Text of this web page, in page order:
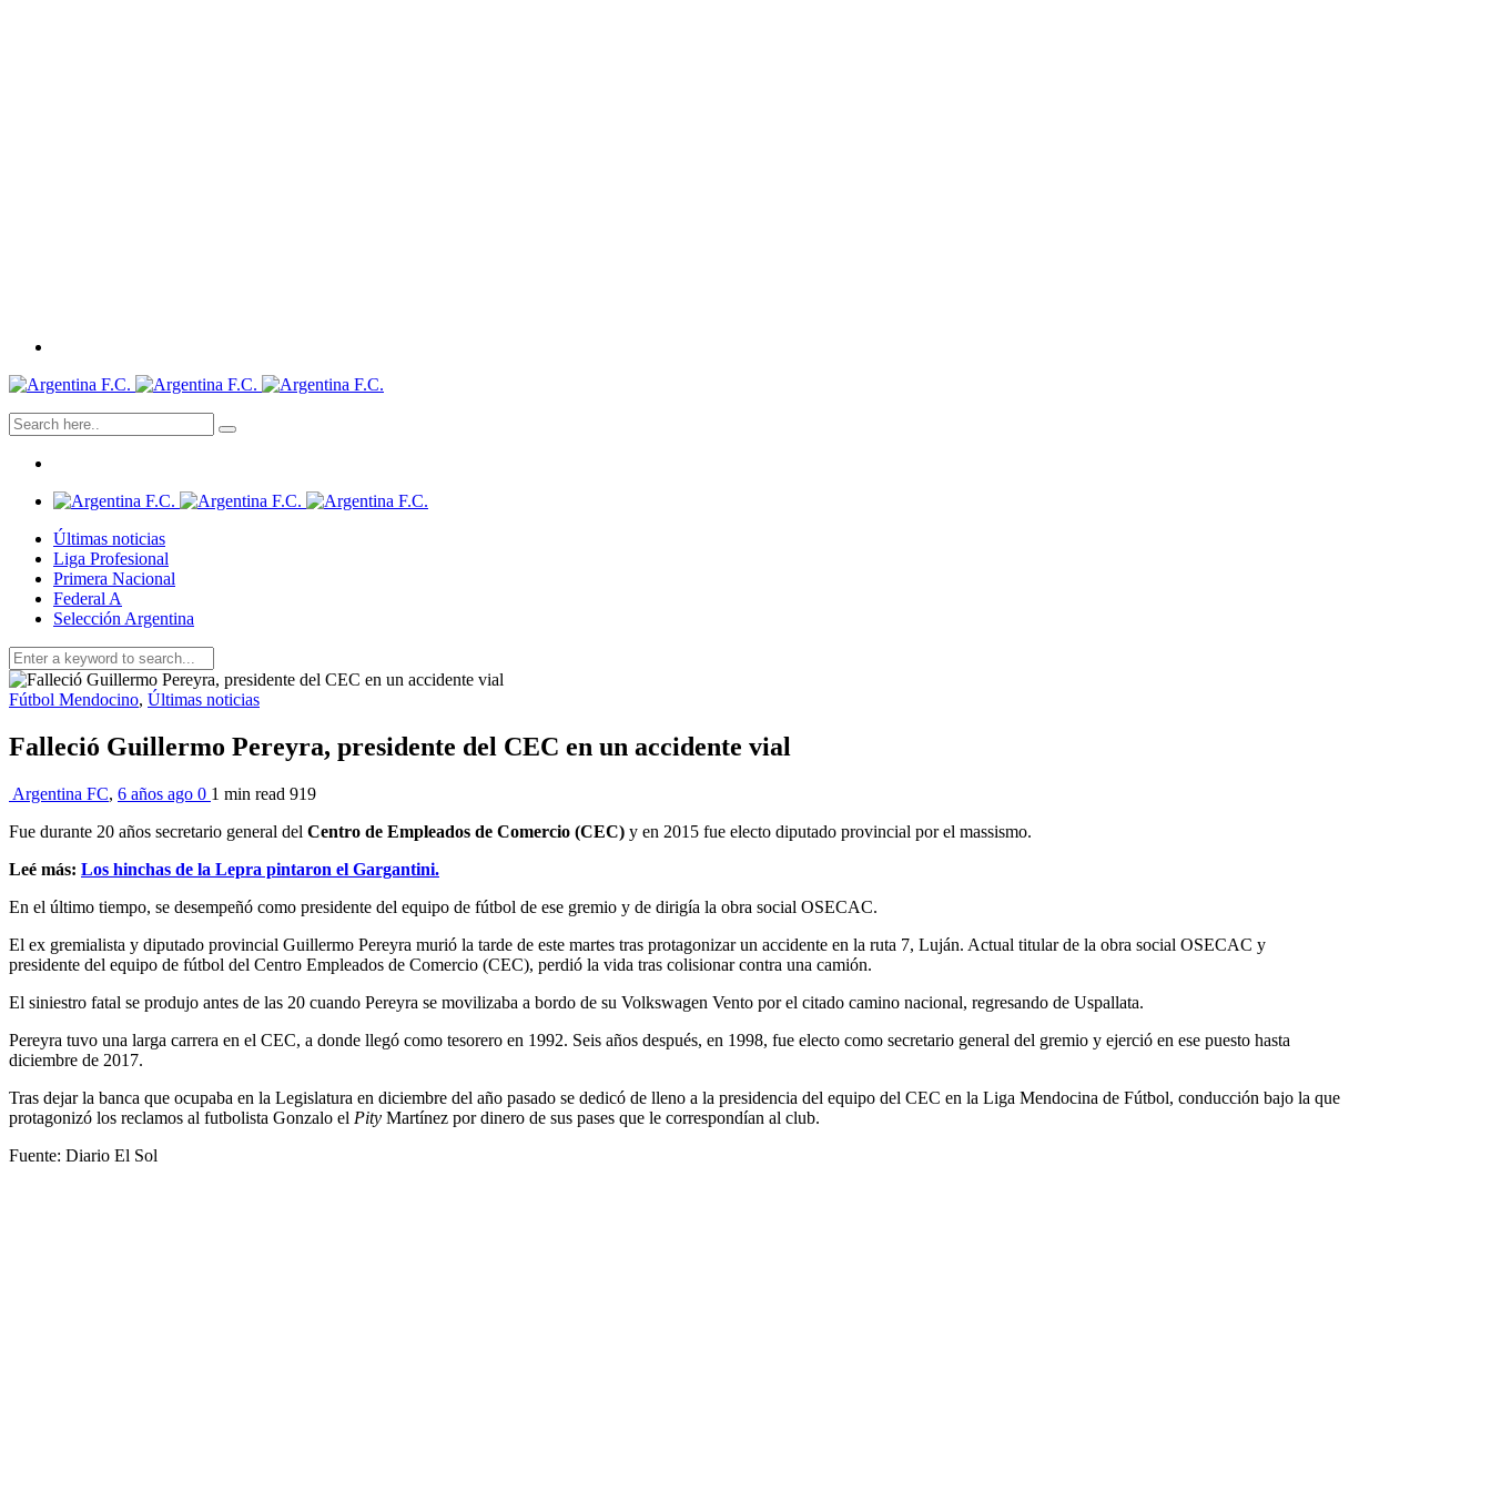
Últimas noticias
Liga Profesional
Primera Nacional
Federal A
Selección Argentina
Fútbol Mendocino, Últimas noticias
Falleció Guillermo Pereyra, presidente del CEC en un accidente vial
Argentina FC, 6 años ago 0 1 min read 919
Fue durante 20 años secretario general del Centro de Empleados de Comercio (CEC) y en 2015 fue electo diputado provincial por el massismo.
Leé más: Los hinchas de la Lepra pintaron el Gargantini.
En el último tiempo, se desempeñó como presidente del equipo de fútbol de ese gremio y de dirigía la obra social OSECAC.
El ex gremialista y diputado provincial Guillermo Pereyra murió la tarde de este martes tras protagonizar un accidente en la ruta 7, Luján. Actual titular de la obra social OSECAC y
presidente del equipo de fútbol del Centro Empleados de Comercio (CEC), perdió la vida tras colisionar contra una camión.
El siniestro fatal se produjo antes de las 20 cuando Pereyra se movilizaba a bordo de su Volkswagen Vento por el citado camino nacional, regresando de Uspallata.
Pereyra tuvo una larga carrera en el CEC, a donde llegó como tesorero en 1992. Seis años después, en 1998, fue electo como secretario general del gremio y ejerció en ese puesto hasta
diciembre de 2017.
Tras dejar la banca que ocupaba en la Legislatura en diciembre del año pasado se dedicó de lleno a la presidencia del equipo del CEC en la Liga Mendocina de Fútbol, conducción bajo la que
protagonizó los reclamos al futbolista Gonzalo el Pity Martínez por dinero de sus pases que le correspondían al club.
Fuente: Diario El Sol